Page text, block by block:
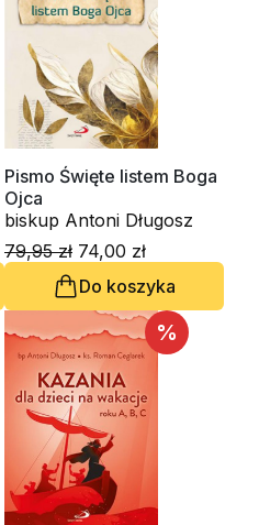
Pismo Święte listem Boga
Ojca
biskup Antoni Długosz
79,95 zł 74,00 zł
Do koszyka
%